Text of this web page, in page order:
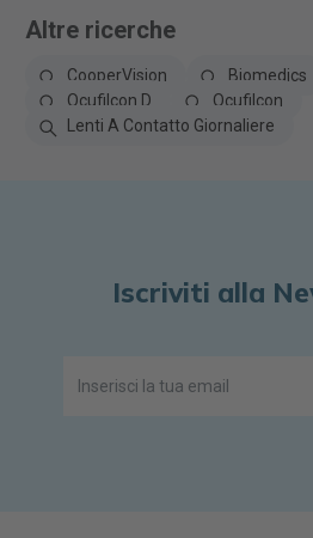
Altre ricerche
CooperVision Biomedics
Ocufilcon D
Ocufilcon
Lenti A Contatto Giornaliere
Iscriviti alla